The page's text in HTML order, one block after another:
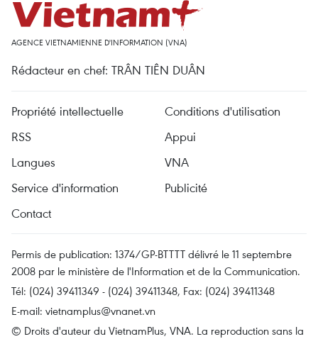
AGENCE VIETNAMIENNE D'INFORMATION (VNA)
Rédacteur en chef: TRÂN TIÊN DUÂN
Propriété intellectuelle
Conditions d'utilisation
RSS
Appui
Langues
VNA
Service d'information
Publicité
Contact
Permis de publication: 1374/GP-BTTTT délivré le 11 septembre
2008 par le ministère de l'Information et de la Communication.
Tél: (024) 39411349 - (024) 39411348, Fax: (024) 39411348
E-mail: vietnamplus@vnanet.vn
© Droits d'auteur du VietnamPlus, VNA. La reproduction sans la